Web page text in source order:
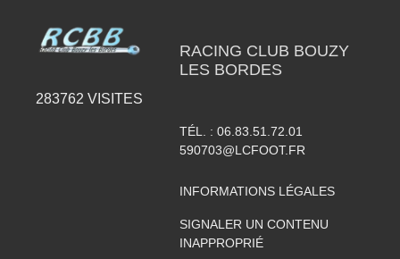
283762 VISITES
RACING CLUB BOUZY
LES BORDES
TÉL. : 06.83.51.72.01
590703@LCFOOT.FR
INFORMATIONS LÉGALES
SIGNALER UN CONTENU
INAPPROPRIÉ